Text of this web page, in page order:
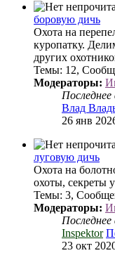
боровую дичь
Охота на
куропатку.
других
Темы: 12,
Модераторы:
Влад
26 янв
луговую дичь
Охота на
охоты, секреты
Темы: 3,
Модераторы:
Inspektor
23 окт